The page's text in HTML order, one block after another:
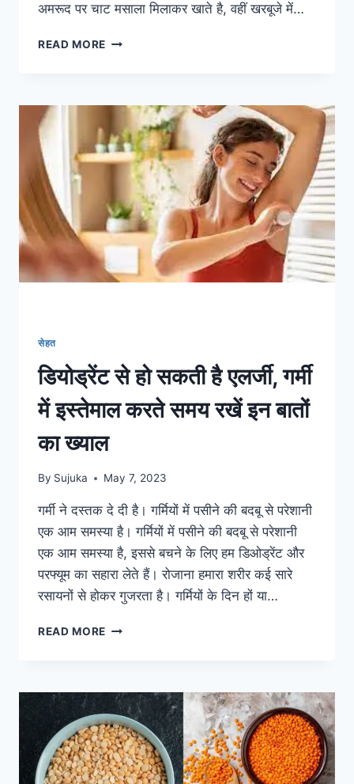
अमरूद पर चाट मसाला मिलाकर खाते है, वहीं खरबूजे में…
READ MORE कटे
व
डालकर
खाना
लिए
हानिकारक
सेहत
डियोड्रेंट से हो सकती है एलर्जी, गर्मी
में इस्तेमाल करते समय रखें इन बातों
का ख्याल
By Sujuka May 7, 2023
गर्मी ने दस्तक दे दी है। गर्मियों में पसीने की बदबू से परेशानी
एक आम समस्या है। गर्मियों में पसीने की बदबू से परेशानी
एक आम समस्या है, इससे बचने के लिए हम डिओड्रेंट और
परफ्यूम का सहारा लेते हैं। रोजाना हमारा शरीर कई सारे
रसायनों से होकर गुजरता है। गर्मियों के दिन हों या…
READ MORE डियोड्रेंट
है
एलर्जी,
गर्मी
में
इस्तेमाल
करते